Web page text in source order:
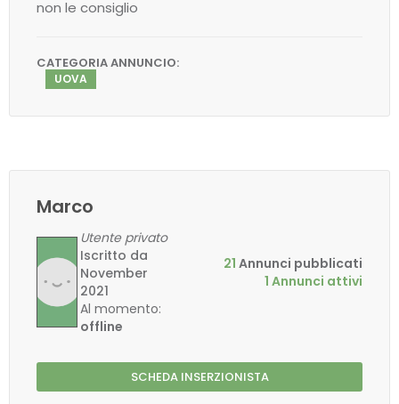
non le consiglio
CATEGORIA ANNUNCIO:
UOVA
Marco
Utente privato
Iscritto da
November
2021
Al momento:
offline
21 Annunci pubblicati
1 Annunci attivi
SCHEDA INSERZIONISTA